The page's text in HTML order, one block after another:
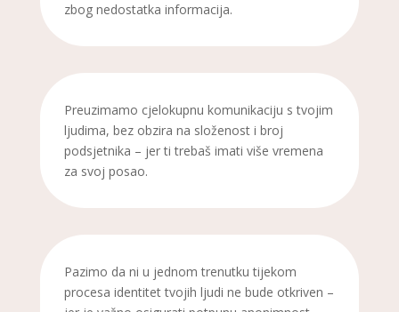
zbog nedostatka informacija.
Preuzimamo cjelokupnu komunikaciju s tvojim
ljudima, bez obzira na složenost i broj
podsjetnika – jer ti trebaš imati više vremena
za svoj posao.
Pazimo da ni u jednom trenutku tijekom
procesa identitet tvojih ljudi ne bude otkriven –